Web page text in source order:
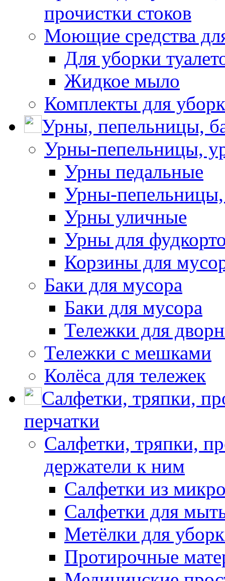
прочистки стоков
Моющие средства
Для уборки
Жидкое мыло
Комплекты для
Урны, пепельницы,
Урны-пепельницы,
Урны педальные
Урны-
Урны уличные
Урны для
Корзины для
Баки для мусора
Баки для мусора
Тележки для
Тележки с мешками
Колёса для тележек
Салфетки, тряпки,
перчатки
Салфетки, тряпки,
держатели к ним
Салфетки из
Салфетки для
Метёлки для
Протирочные